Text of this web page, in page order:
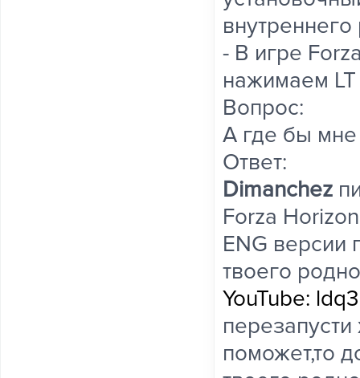
внутреннего
- В игре
нажимаем
Вопрос:
А где бы
Ответ:
Dimanchez
Forza
ENG версии
твоего
YouTube:
поможет,то